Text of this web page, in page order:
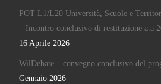
POT L1/L20 Università, Scuole e
– Incontro conclusivo di restituzione a.a
16 Aprile 2026
WilDebate – convegno conclusivo del
Gennaio 2026